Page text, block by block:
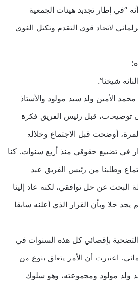
“في إطار تجديد هيئات الجمعية
لاتحاد قوى التقدم وتكتل القوى
شيخنا”.
الأمين ولد سيد مولود والأستاذ
توضيحات، قبل رئيس الفريق فكرة
أوضحت قبل الاجتماع وخلاله
في تضييع حقوقي منذ أربع سنوات. كنا
وطلبنا من رئيس الفريق عبد
البحث عن حل توافقي، لكنه عاد إلينا
يجد حلا وبأن القرار الذي أعلنه سابقا
التضحية بإقصائي كل هذه السنوات في
اعتبرت أن الأمر يتعلق بنوع من
ولد مولود ومجموعته، وهو سلوك